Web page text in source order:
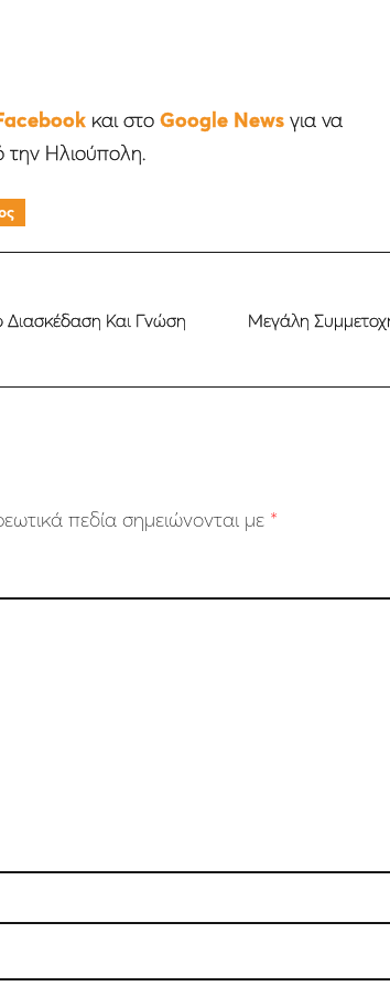
και στο Google Newsγια να
την Ηλιούπολη.
Και Γνώση
Μεγάλη
πεδία σημειώνονται με *